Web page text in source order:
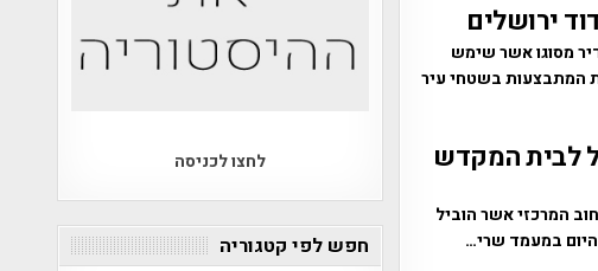
ירושלים
מסוגו אשר שימש
המתבצעות בשטחי עיר
לבית המקדש
המרכזי אשר הוביל
לחצו לכניסה
חפש לפי קטגוריה